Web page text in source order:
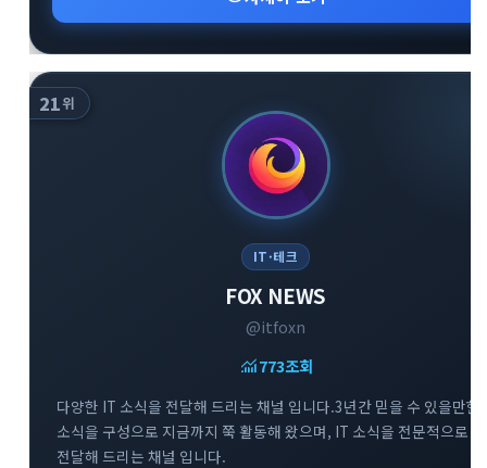
21위
IT·테크
FOX NEWS
@itfoxn
monitoring773조회
다양한 IT 소식을 전달해 드리는 채널 입니다.3년간 믿을 수 있을만한
소식을 구성으로 지금까지 쭉 활동해 왔으며, IT 소식을 전문적으로
전달해 드리는 채널 입니다.